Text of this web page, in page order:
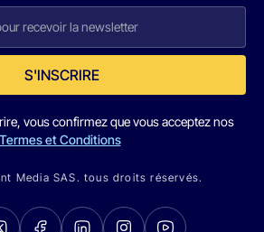
S'INSCRIRE
vous confirmez que vous acceptez nos
Termes et Conditions
Media SAS. tous droits réservés.